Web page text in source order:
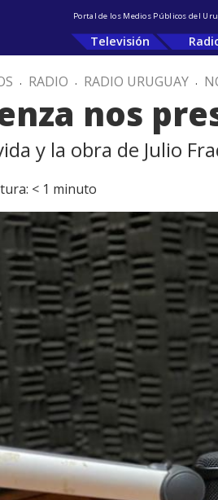
Portal de los Medios Públicos del
Televisión
. RADIO . RADIO URUGUAY .
nos
y la obra de Julio
< 1 minuto